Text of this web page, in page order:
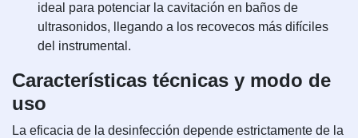
ideal para potenciar la cavitación en baños de
ultrasonidos, llegando a los recovecos más difíciles
del instrumental.
Características técnicas y modo de
uso
La eficacia de la desinfección depende estrictamente de la